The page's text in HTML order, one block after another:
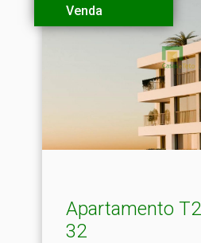
Venda
Apartamento
32